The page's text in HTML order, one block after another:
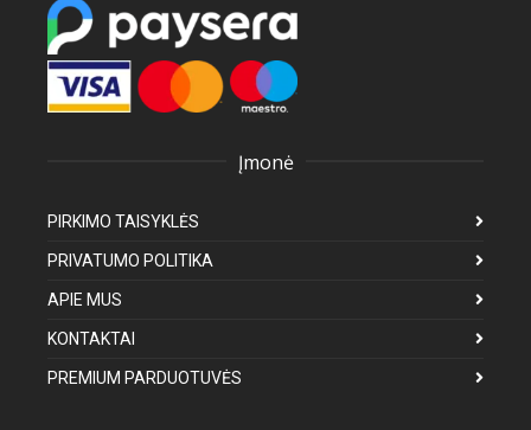
Įmonė
PIRKIMO TAISYKLĖS
PRIVATUMO POLITIKA
APIE MUS
KONTAKTAI
PREMIUM PARDUOTUVĖS